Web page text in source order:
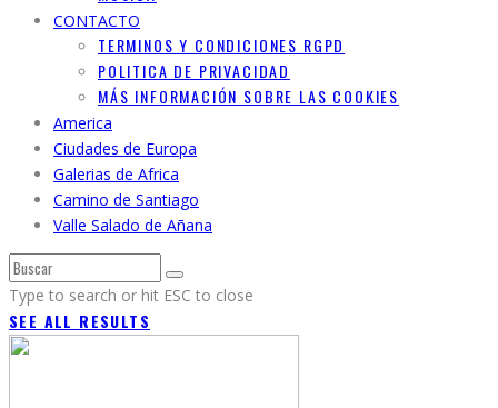
CONTACTO
TERMINOS Y CONDICIONES RGPD
POLITICA DE PRIVACIDAD
MÁS INFORMACIÓN SOBRE LAS COOKIES
America
Ciudades de Europa
Galerias de Africa
Camino de Santiago
Valle Salado de Añana
Type to search or hit ESC to close
SEE ALL RESULTS